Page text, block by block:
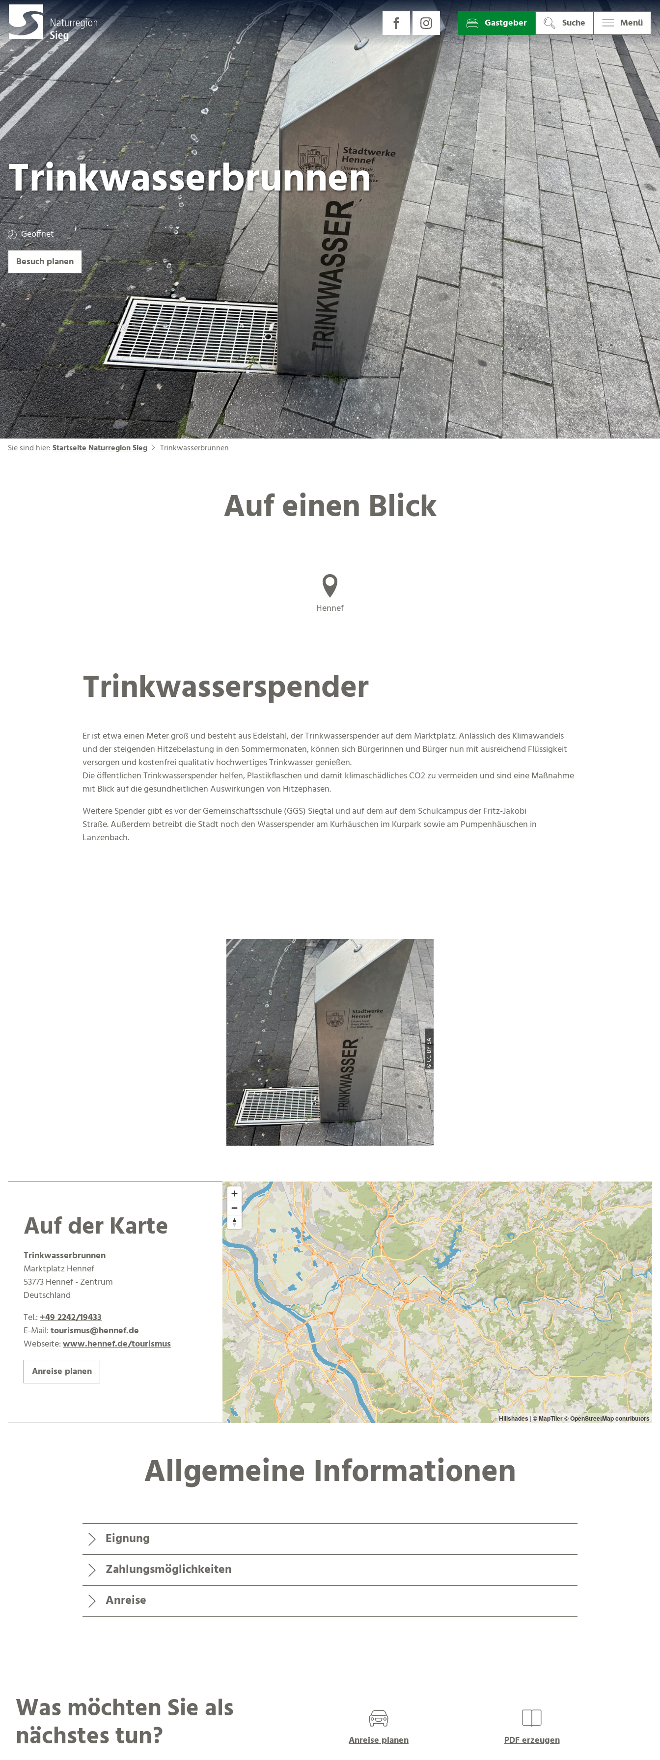
Gastgeber Suche Menü
Trinkwasserbrunnen
Geöffnet
Besuch planen
Sie sind hier:Startseite Naturregion Sieg Trinkwasserbrunnen
Auf einen Blick
Hennef
Trinkwasserspender
Er ist etwa einen Meter groß und besteht aus Edelstahl, der Trinkwasserspender auf dem Marktplatz. Anlässlich des Klimawandels
und der steigenden Hitzebelastung in den Sommermonaten, können sich Bürgerinnen und Bürger nun mit ausreichend Flüssigkeit
versorgen und kostenfrei qualitativ hochwertiges Trinkwasser genießen.
Die öffentlichen Trinkwasserspender helfen, Plastikflaschen und damit klimaschädliches CO2 zu vermeiden und sind eine Maßnahme
mit Blick auf die gesundheitlichen Auswirkungen von Hitzephasen.
Weitere Spender gibt es vor der Gemeinschaftsschule (GGS) Siegtal und auf dem auf dem Schulcampus der Fritz-Jakobi
Straße. Außerdem betreibt die Stadt noch den Wasserspender am Kurhäuschen im Kurpark sowie am Pumpenhäuschen in
Lanzenbach.
© CC-BY-SA |
Auf der Karte
Trinkwasserbrunnen
Marktplatz Hennef
53773 Hennef - Zentrum
Deutschland
Tel.:+49 2242/19433
E-Mail:tourismus@hennef.de
Webseite:www.hennef.de/tourismus
Anreise planen
Hillshades|© MapTiler© OpenStreetMap contributors
Allgemeine Informationen
Eignung
Zahlungsmöglichkeiten
Anreise
Was möchten Sie als
nächstes tun? Anreise planen PDF erzeugen